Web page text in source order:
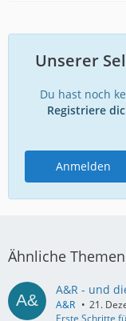
Unserer
Du hast noch
Registriere
Anmelden
Ähnliche Themen
A&R - und
A&R
21.
Erste Schritte